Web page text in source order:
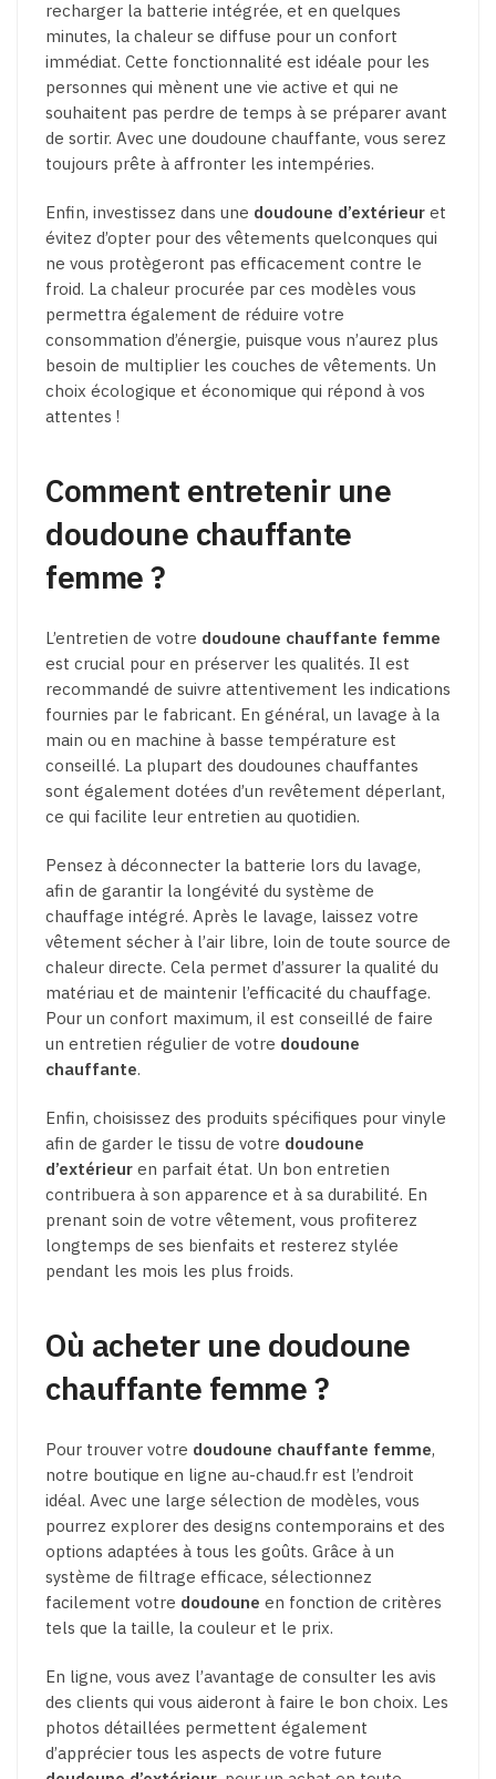
recharger la batterie intégrée, et en quelques
minutes, la chaleur se diffuse pour un confort
immédiat. Cette fonctionnalité est idéale pour les
personnes qui mènent une vie active et qui ne
souhaitent pas perdre de temps à se préparer avant
de sortir. Avec une doudoune chauffante, vous serez
toujours prête à affronter les intempéries.
Enfin, investissez dans une doudoune d’extérieur et
évitez d’opter pour des vêtements quelconques qui
ne vous protègeront pas efficacement contre le
froid. La chaleur procurée par ces modèles vous
permettra également de réduire votre
consommation d’énergie, puisque vous n’aurez plus
besoin de multiplier les couches de vêtements. Un
choix écologique et économique qui répond à vos
attentes !
Comment entretenir une
doudoune chauffante
femme ?
L’entretien de votre doudoune chauffante femme
est crucial pour en préserver les qualités. Il est
recommandé de suivre attentivement les indications
fournies par le fabricant. En général, un lavage à la
main ou en machine à basse température est
conseillé. La plupart des doudounes chauffantes
sont également dotées d’un revêtement déperlant,
ce qui facilite leur entretien au quotidien.
Pensez à déconnecter la batterie lors du lavage,
afin de garantir la longévité du système de
chauffage intégré. Après le lavage, laissez votre
vêtement sécher à l’air libre, loin de toute source de
chaleur directe. Cela permet d’assurer la qualité du
matériau et de maintenir l’efficacité du chauffage.
Pour un confort maximum, il est conseillé de faire
un entretien régulier de votre doudoune
chauffante.
Enfin, choisissez des produits spécifiques pour vinyle
afin de garder le tissu de votre doudoune
d’extérieur en parfait état. Un bon entretien
contribuera à son apparence et à sa durabilité. En
prenant soin de votre vêtement, vous profiterez
longtemps de ses bienfaits et resterez stylée
pendant les mois les plus froids.
Où acheter une doudoune
chauffante femme ?
Pour trouver votre doudoune chauffante femme,
notre boutique en ligne au-chaud.fr est l’endroit
idéal. Avec une large sélection de modèles, vous
pourrez explorer des designs contemporains et des
options adaptées à tous les goûts. Grâce à un
système de filtrage efficace, sélectionnez
facilement votre doudoune en fonction de critères
tels que la taille, la couleur et le prix.
En ligne, vous avez l’avantage de consulter les avis
des clients qui vous aideront à faire le bon choix. Les
photos détaillées permettent également
d’apprécier tous les aspects de votre future